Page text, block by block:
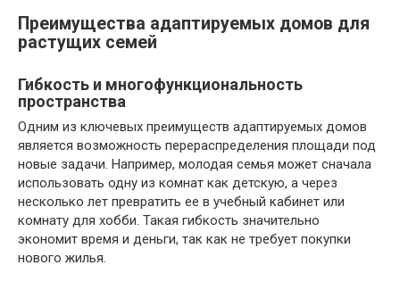
Преимущества адаптируемых домов для
растущих семей
Гибкость и многофункциональность
пространства
Одним из ключевых преимуществ адаптируемых домов
является возможность перераспределения площади под
новые задачи. Например, молодая семья может сначала
использовать одну из комнат как детскую, а через
несколько лет превратить ее в учебный кабинет или
комнату для хобби. Такая гибкость значительно
экономит время и деньги, так как не требует покупки
нового жилья.